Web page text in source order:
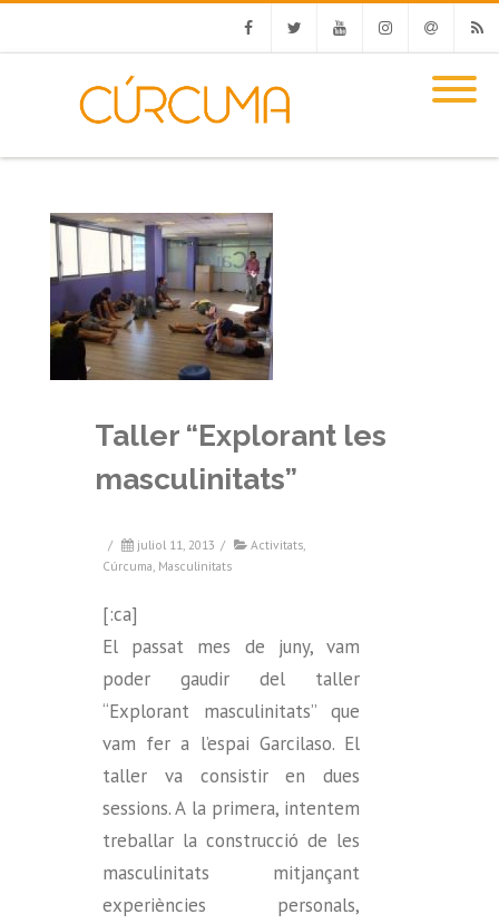
Email RSS
Taller “Explorant les
masculinitats”
/ juliol 11, 2013 / Activitats,
Cúrcuma, Masculinitats
[:ca]
El passat mes de juny, vam
poder gaudir del taller
“Explorant masculinitats” que
vam fer a l’espai Garcilaso. El
taller va consistir en dues
sessions. A la primera, intentem
treballar la construcció de les
masculinitats mitjançant
experiències personals,